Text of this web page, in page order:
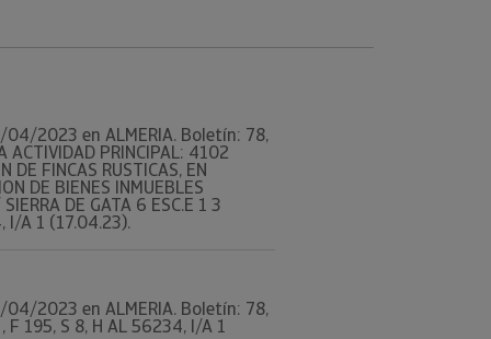
2023 en ALMERIA. Boletín: 78,
ACTIVIDAD PRINCIPAL: 4102
DE FINCAS RUSTICAS, EN
DE BIENES INMUEBLES
DE GATA 6 ESC.E 1 3
I/A 1 (17.04.23).
2023 en ALMERIA. Boletín: 78,
F 195, S 8, H AL 56234, I/A 1